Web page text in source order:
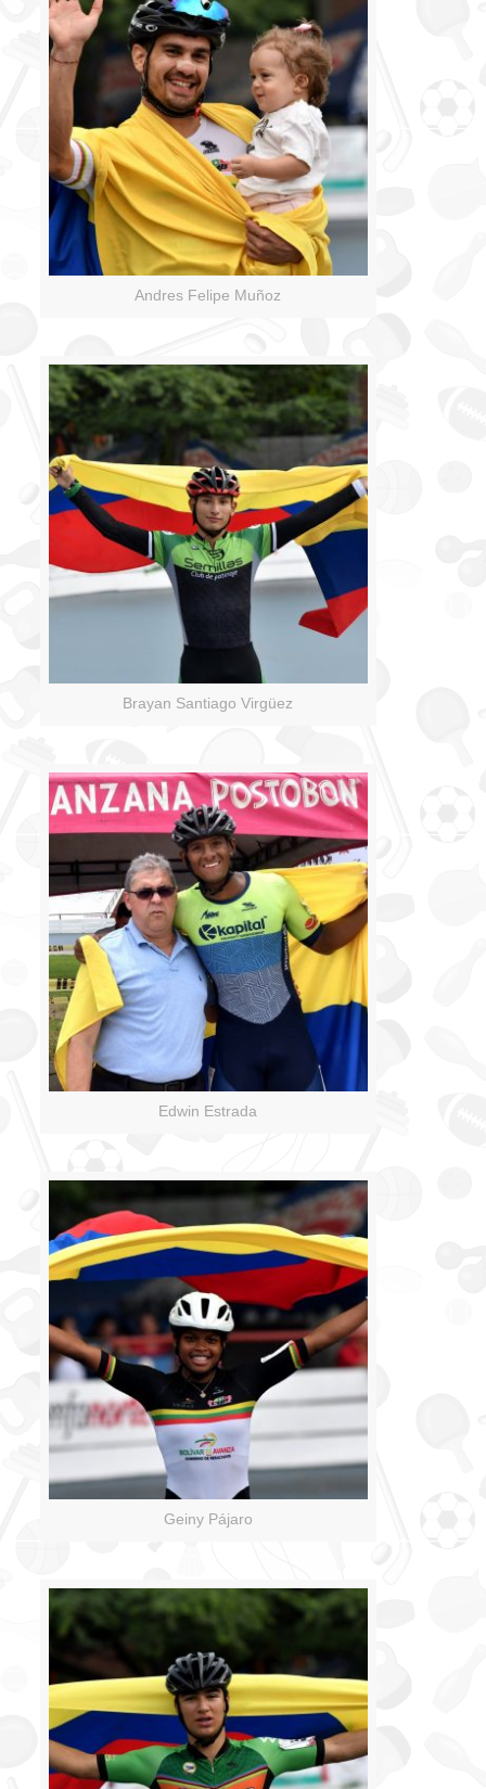
Andres Felipe Muñoz
Brayan Santiago Virgüez
Edwin Estrada
Geiny Pájaro